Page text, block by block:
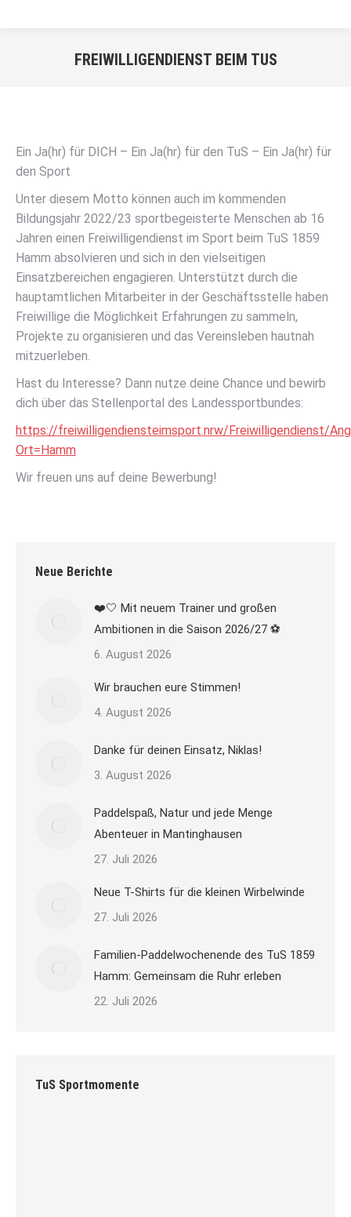
FREIWILLIGENDIENST BEIM TUS
Ein Ja(hr) für DICH – Ein Ja(hr) für den TuS – Ein Ja(hr) für
den Sport
Unter diesem Motto können auch im kommenden
Bildungsjahr 2022/23 sportbegeisterte Menschen ab 16
Jahren einen Freiwilligendienst im Sport beim TuS 1859
Hamm absolvieren und sich in den vielseitigen
Einsatzbereichen engagieren. Unterstützt durch die
hauptamtlichen Mitarbeiter in der Geschäftsstelle haben
Freiwillige die Möglichkeit Erfahrungen zu sammeln,
Projekte zu organisieren und das Vereinsleben hautnah
mitzuerleben.
Hast du Interesse? Dann nutze deine Chance und bewirb
dich über das Stellenportal des Landessportbundes:
https://freiwilligendiensteimsport.nrw/Freiwilligendienst/
Ort=Hamm
Wir freuen uns auf deine Bewerbung!
Neue Berichte
❤️🤍 Mit neuem Trainer und großen
Ambitionen in die Saison 2026/27 ⚽
6. August 2026
Wir brauchen eure Stimmen!
4. August 2026
Danke für deinen Einsatz, Niklas!
3. August 2026
Paddelspaß, Natur und jede Menge
Abenteuer in Mantinghausen
27. Juli 2026
Neue T-Shirts für die kleinen Wirbelwinde
27. Juli 2026
Familien-Paddelwochenende des TuS 1859
Hamm: Gemeinsam die Ruhr erleben
22. Juli 2026
TuS Sportmomente